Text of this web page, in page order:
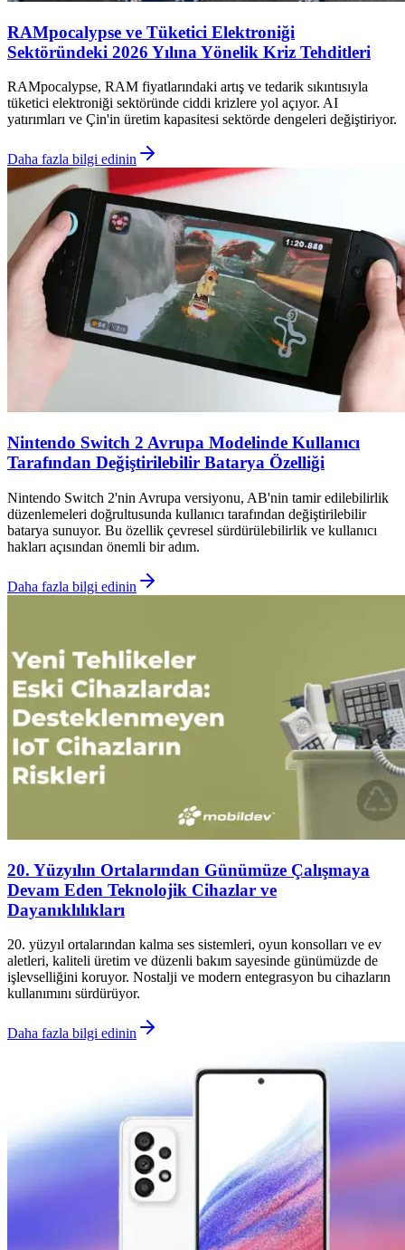
RAMpocalypse ve Tüketici Elektroniği
Sektöründeki 2026 Yılına Yönelik Kriz Tehditleri
RAMpocalypse, RAM fiyatlarındaki artış ve tedarik sıkıntısıyla
tüketici elektroniği sektöründe ciddi krizlere yol açıyor. AI
yatırımları ve Çin'in üretim kapasitesi sektörde dengeleri değiştiriyor.
Daha fazla bilgi edinin
Nintendo Switch 2 Avrupa Modelinde Kullanıcı
Tarafından Değiştirilebilir Batarya Özelliği
Nintendo Switch 2'nin Avrupa versiyonu, AB'nin tamir edilebilirlik
düzenlemeleri doğrultusunda kullanıcı tarafından değiştirilebilir
batarya sunuyor. Bu özellik çevresel sürdürülebilirlik ve kullanıcı
hakları açısından önemli bir adım.
Daha fazla bilgi edinin
20. Yüzyılın Ortalarından Günümüze Çalışmaya
Devam Eden Teknolojik Cihazlar ve
Dayanıklılıkları
20. yüzyıl ortalarından kalma ses sistemleri, oyun konsolları ve ev
aletleri, kaliteli üretim ve düzenli bakım sayesinde günümüzde de
işlevselliğini koruyor. Nostalji ve modern entegrasyon bu cihazların
kullanımını sürdürüyor.
Daha fazla bilgi edinin